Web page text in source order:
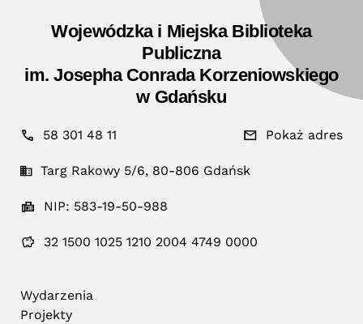
Wojewódzka i Miejska Biblioteka
Publiczna
im. Josepha Conrada Korzeniowskiego
w Gdańsku
58 301 48 11 Pokaż adres
Targ Rakowy 5/6, 80-806 Gdańsk
NIP: 583-19-50-988
32 1500 1025 1210 2004 4749 0000
Wydarzenia
Projekty